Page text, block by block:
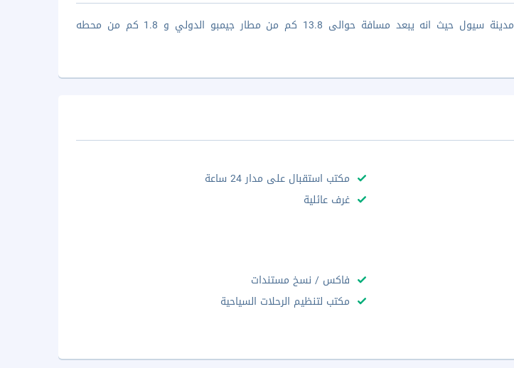
يقع نارو هاوس فى قلب وسط مدينة سيول حيث انه يبعد مسافة حوالى 13.8 كم من مطار جيمبو الدولي و 1.8 كم من محطه
مكتب استقبال على مدار 24 ساعة
غرف عائلية
فاكس / نسخ مستندات
مكتب لتنظيم الرحلات السياحية